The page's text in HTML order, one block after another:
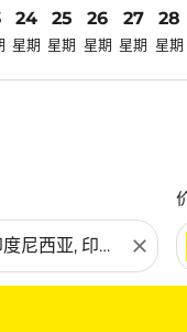
24
星期
25
星期
26
星期
27
星期
28
星期
close